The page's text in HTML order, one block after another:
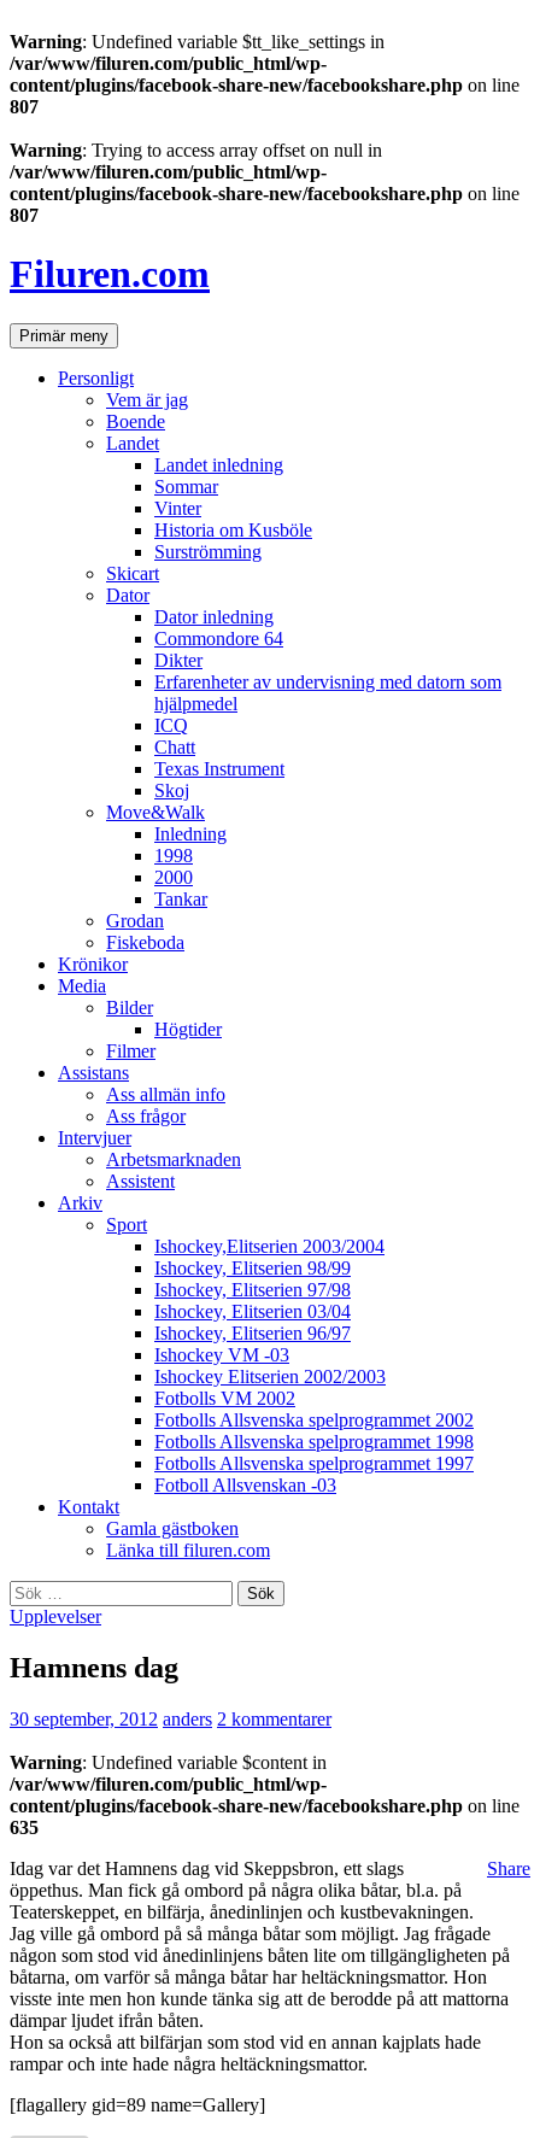
Warning: Undefined variable $tt_like_settings in
/var/www/filuren.com/public_html/wp-
content/plugins/facebook-share-new/facebookshare.php on line
807
Warning: Trying to access array offset on null in
/var/www/filuren.com/public_html/wp-
content/plugins/facebook-share-new/facebookshare.php on line
807
till
innehåll
Filuren.com
SökPrimär meny
Personligt
Vem är jag
Boende
Landet
Landet inledning
Sommar
Vinter
Historia om Kusböle
Surströmming
Skicart
Dator
Dator inledning
Commondore 64
Dikter
Erfarenheter av undervisning med datorn som
hjälpmedel
ICQ
Chatt
Texas Instrument
Skoj
Move&Walk
Inledning
1998
2000
Tankar
Grodan
Fiskeboda
Krönikor
Media
Bilder
Högtider
Filmer
Assistans
Ass allmän info
Ass frågor
Intervjuer
Arbetsmarknaden
Assistent
Arkiv
Sport
Ishockey,Elitserien 2003/2004
Ishockey, Elitserien 98/99
Ishockey, Elitserien 97/98
Ishockey, Elitserien 03/04
Ishockey, Elitserien 96/97
Ishockey VM -03
Ishockey Elitserien 2002/2003
Fotbolls VM 2002
Fotbolls Allsvenska spelprogrammet 2002
Fotbolls Allsvenska spelprogrammet 1998
Fotbolls Allsvenska spelprogrammet 1997
Fotboll Allsvenskan -03
Kontakt
Gamla gästboken
Länka till filuren.com
Sök
efter:
Upplevelser
Hamnens dag
30 september, 2012 anders 2 kommentarer
Warning: Undefined variable $content in
/var/www/filuren.com/public_html/wp-
content/plugins/facebook-share-new/facebookshare.php on line
635
Share
Idag var det Hamnens dag vid Skeppsbron, ett slags
öppethus. Man fick gå ombord på några olika båtar, bl.a. på
Teaterskeppet, en bilfärja, ånedinlinjen och kustbevakningen.
Jag ville gå ombord på så många båtar som möjligt. Jag frågade
någon som stod vid ånedinlinjens båten lite om tillgängligheten på
båtarna, om varför så många båtar har heltäckningsmattor. Hon
visste inte men hon kunde tänka sig att de berodde på att mattorna
dämpar ljudet ifrån båten.
Hon sa också att bilfärjan som stod vid en annan kajplats hade
rampar och inte hade några heltäckningsmattor.
[flagallery gid=89 name=Gallery]